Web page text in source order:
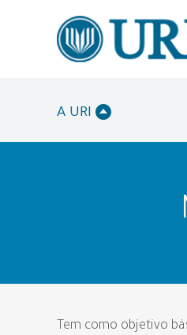
A URI
Tem como objetivo